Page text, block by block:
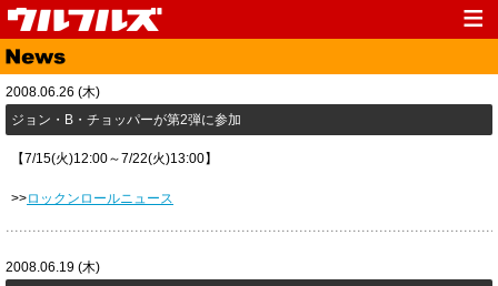
Top
Media Live
Fanclub
Contact Link
2008.06.26 (木)
ジョン・B・チョッパーが第2弾に参加
【7/15(火)12:00～7/22(火)13:00】
>>ロックンロールニュース
2008.06.19 (木)